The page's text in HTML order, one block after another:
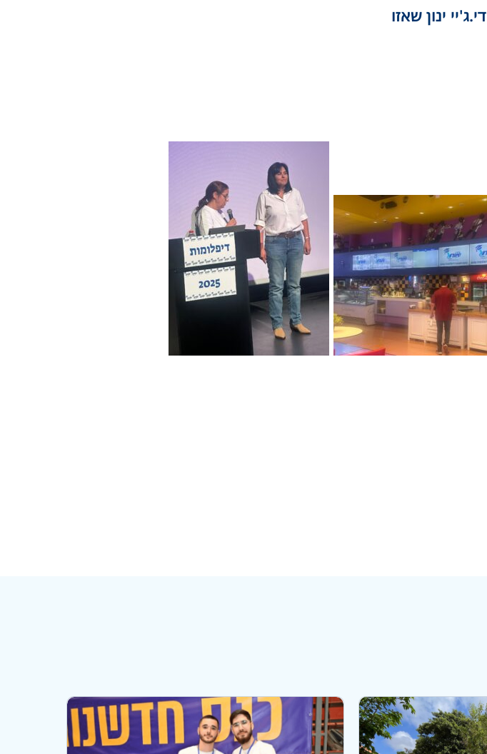
די.ג'יי ינון שאזו